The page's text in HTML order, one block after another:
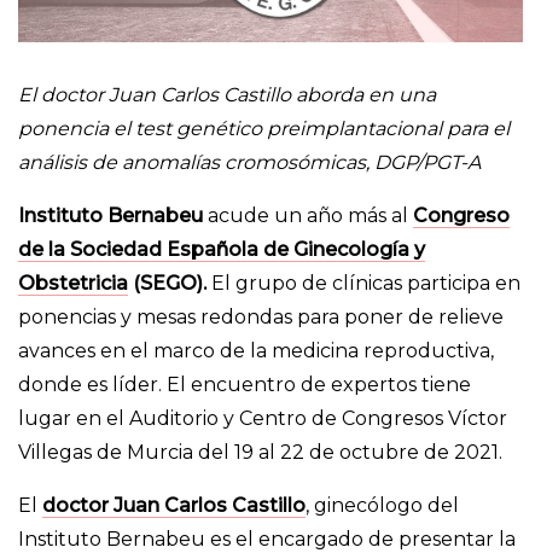
El doctor Juan Carlos Castillo aborda en una
ponencia el test genético preimplantacional para el
análisis de anomalías cromosómicas, DGP/PGT-A
Instituto Bernabeu acude un año más al Congreso
de la Sociedad Española de Ginecología y
Obstetricia (SEGO).El grupo de clínicas participa en
ponencias y mesas redondas para poner de relieve
avances en el marco de la medicina reproductiva,
donde es líder. El encuentro de expertos tiene
lugar en el Auditorio y Centro de Congresos Víctor
Villegas de Murcia del 19 al 22 de octubre de 2021.
El doctor Juan Carlos Castillo, ginecólogo del
Instituto Bernabeu es el encargado de presentar la